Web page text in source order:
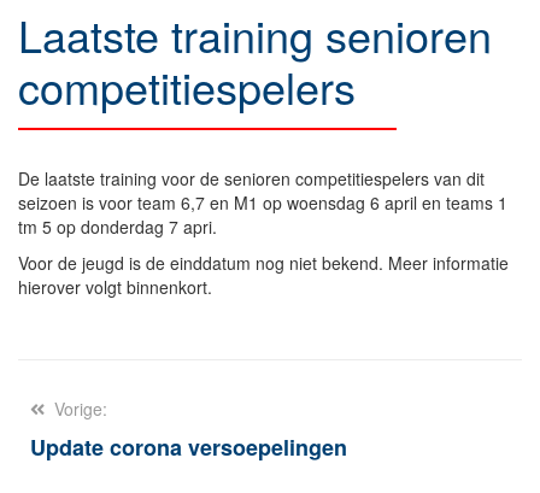
Laatste training senioren
competitiespelers
De laatste training voor de senioren competitiespelers van dit
seizoen is voor team 6,7 en M1 op woensdag 6 april en teams 1
tm 5 op donderdag 7 apri.
Voor de jeugd is de einddatum nog niet bekend. Meer informatie
hierover volgt binnenkort.
Vorige:
Update corona versoepelingen